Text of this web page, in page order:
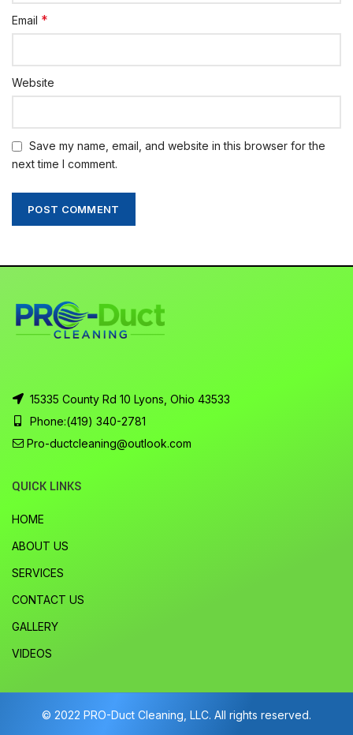
Email *
Website
Save my name, email, and website in this browser for the
next time I comment.
15335 County Rd 10 Lyons, Ohio 43533
Phone:(419) 340-2781
Pro-ductcleaning@outlook.com
QUICK LINKS
HOME
ABOUT US
SERVICES
CONTACT US
GALLERY
VIDEOS
© 2022 PRO-Duct Cleaning, LLC. All rights reserved.